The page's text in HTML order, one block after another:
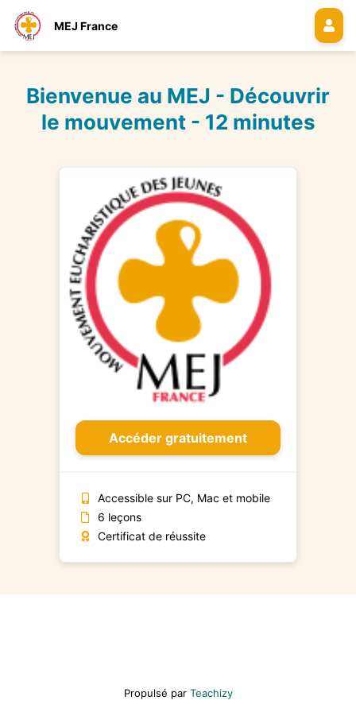
MEJ France
Bienvenue au MEJ - Découvrir
le mouvement - 12 minutes
Accéder gratuitement
Accessible sur PC, Mac et mobile
6 leçons
Certificat de réussite
Propulsé par Teachizy